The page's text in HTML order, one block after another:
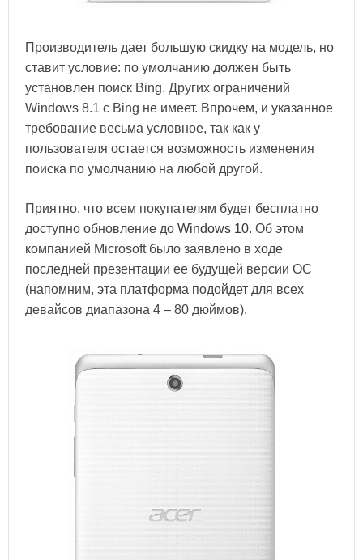
Производитель дает большую скидку на модель, но
ставит условие: по умолчанию должен быть
установлен поиск Bing. Других ограничений
Windows 8.1 с Bing не имеет. Впрочем, и указанное
требование весьма условное, так как у
пользователя остается возможность изменения
поиска по умолчанию на любой другой.
Приятно, что всем покупателям будет бесплатно
доступно обновление до Windows 10. Об этом
компанией Microsoft было заявлено в ходе
последней презентации ее будущей версии ОС
(напомним, эта платформа подойдет для всех
девайсов диапазона 4 – 80 дюймов).